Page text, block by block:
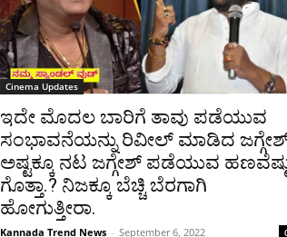
Cinema Updates
ಇದೇ ಮೊದಲ ಬಾರಿಗೆ ತಾವು ಪಡೆಯುವ
ಸಂಭಾವನೆಯನ್ನು ರಿವೀಲ್ ಮಾಡಿದ
ಅಷ್ಟಕ್ಕೂ ನಟ ಜಗ್ಗೇಶ್ ಪಡೆಯುವ
ಗೊತ್ತಾ.? ನಿಜಕ್ಕೂ ಬೆಚ್ಚಿ ಬೆರಗಾಗಿ
ಹೋಗುತ್ತೀರಾ.
Kannada Trend News - September 6, 2022